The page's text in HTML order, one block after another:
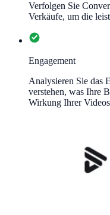
Verfolgen Sie
Verkäufe, um die
Engagement
Analysieren Sie das
verstehen, was Ihre
Wirkung Ihrer